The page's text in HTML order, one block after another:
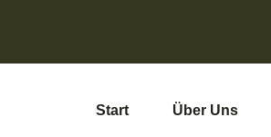
Start Über Uns